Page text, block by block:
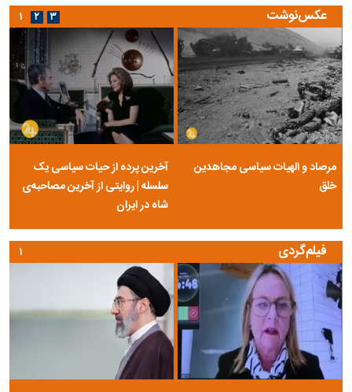
عکس‌نوشت
مرصاد و الهیات سیاسی مجاهدین
خلق
آخرین پرده از حیات سیاسی یک
سلسله | روایتی از آخرین مصاحبه‌ی
شاه در ایران
۱ ۲ ۳
فیلم‌گردی ۱